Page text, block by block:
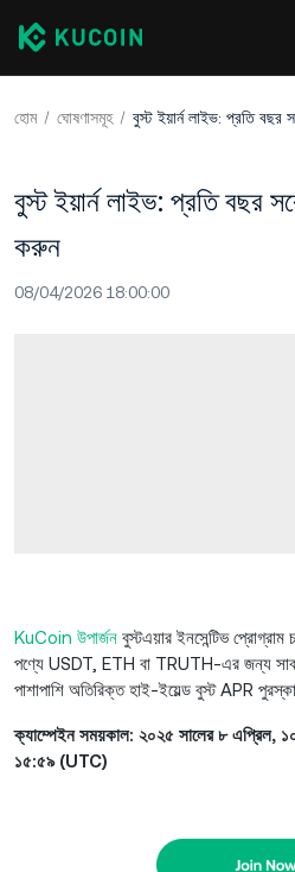
হোম ঘোষণাসমূহ
বুস্ট ইয়ার্ন লাইভ: প্রতি বছর
করুন
08/04/2026 18:00:00
KuCoin উপার্জন বুস্টএয়ার ইনসেন্টিভ প্রোগ্রাম
পণ্যে USDT, ETH বা TRUTH-এর জন্য
পাশাপাশি অতিরিক্ত হাই-ইয়েল্ড বুস্ট APR
ক্যাম্পেইন সময়কাল: ২০২৫ সালের ৮ এপ্রিল,
১৫:৫৯ (UTC)